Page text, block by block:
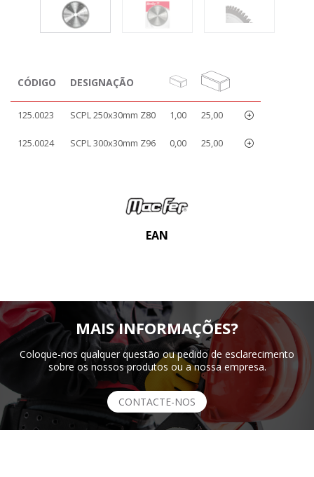
CÓDIGO DESIGNAÇÃO
125.0023 SCPL 250x30mm Z80 1,00 25,00
125.0024 SCPL 300x30mm Z96 0,00 25,00
EAN
MAIS INFORMAÇÕES?
Coloque-nos qualquer questão ou pedido de esclarecimento
sobre os nossos produtos ou a nossa empresa.
CONTACTE-NOS